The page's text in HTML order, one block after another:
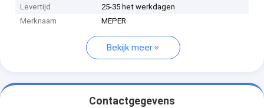
Levertijd
25-35 het werkdagen
Merknaam
MEPER
Bekijk meer
Contactgegevens